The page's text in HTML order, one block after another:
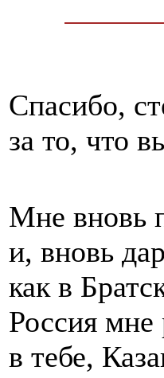
Спасибо,
за то, что
Мне вновь
и, вновь
как в
Россия мне
в тебе,